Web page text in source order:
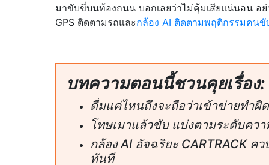
มาขับขี่บนท้องถนน บอกเลยว่าไม่คุ้มเสียแน่นอน อ
GPS ติดตามรถและกล้อง AI ติดตามพฤติกรรมคนขั
บทความตอนนี้ชวนคุยเรื่อง:
ดื่มแค่ไหนถึงจะถือว่าเข้าข่ายทำผิ
โทษเมาแล้วขับ แบ่งตามระดับคว
กล้อง AI อัจฉริยะ CARTRACK
ทันที